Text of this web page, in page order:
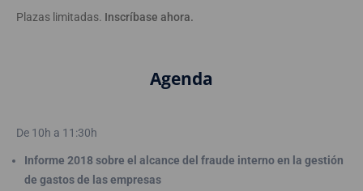
Plazas limitadas. Inscríbase ahora.
Agenda
De 10h a 11:30h
Informe 2018 sobre el alcance del fraude interno en la gestión
de gastos de las empresas